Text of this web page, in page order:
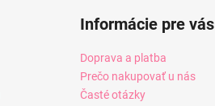
Informácie pre vás
Doprava a platba
Prečo nakupovať u nás
Časté otázky